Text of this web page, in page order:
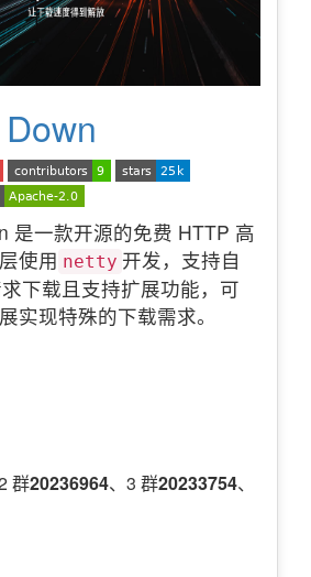
是一款开源的免费 HTTP 高
使用 netty 开发，支持自
下载且支持扩展功能，可
实现特殊的下载需求。
群20236964、3 群20233754、